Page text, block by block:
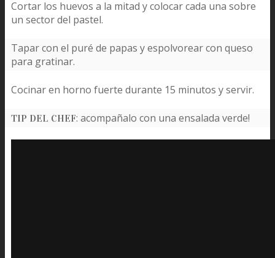
Cortar los huevos a la mitad y colocar cada una sobre
un sector del pastel.
Tapar con el puré de papas y espolvorear con queso
para gratinar.
Cocinar en horno fuerte durante 15 minutos y servir.
TIP DEL CHEF: acompañalo con una ensalada verde!